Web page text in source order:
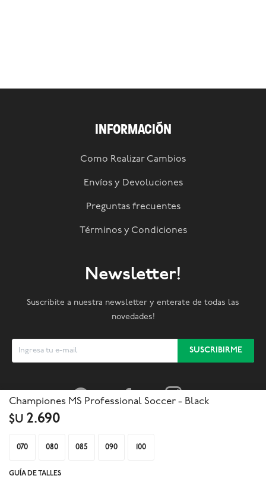
Championes MS Professional Soccer - Black
$U 2.690
070 080 085 090 100
GUÍA DE TALLES
INFORMACIÓN
Como Realizar Cambios
Envíos y Devoluciones
Preguntas frecuentes
Términos y Condiciones
Newsletter!
Suscribite a nuestra newsletter y enterate de todas las
novedades!
SUSCRIBIRME
  